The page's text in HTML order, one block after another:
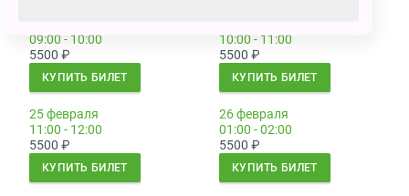
09:00 - 10:00
5500 ₽
КУПИТЬ БИЛЕТ
10:00 - 11:00
5500 ₽
КУПИТЬ БИЛЕТ
25 февраля
11:00 - 12:00
5500 ₽
КУПИТЬ БИЛЕТ
26 февраля
01:00 - 02:00
5500 ₽
КУПИТЬ БИЛЕТ